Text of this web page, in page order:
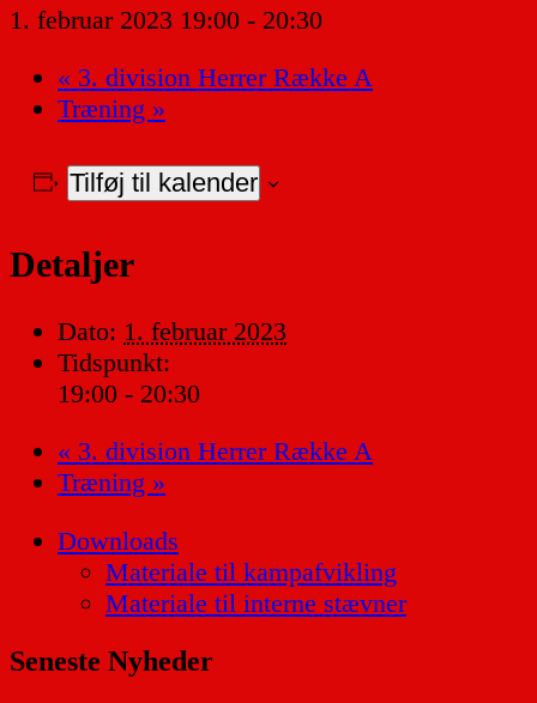
1. februar 2023 19:00 - 20:30
« 3. division Herrer Række A
Træning »
Tilføj til kalender
Detaljer
Dato: 1. februar 2023
Tidspunkt:
19:00 - 20:30
« 3. division Herrer Række A
Træning »
Downloads
Materiale til kampafvikling
Materiale til interne stævner
Seneste Nyheder